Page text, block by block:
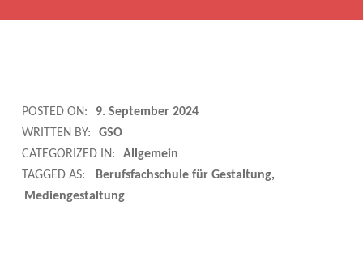
J
U
G
POSTED ON:
9. September 2024
WRITTEN BY:
GSO
CATEGORIZED IN:
Allgemein
TAGGED AS:
Berufsfachschule für Gestaltung
Mediengestaltung